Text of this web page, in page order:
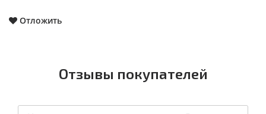
Отложить
Отзывы покупателей